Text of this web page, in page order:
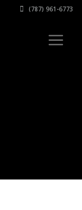
(787) 961-6773